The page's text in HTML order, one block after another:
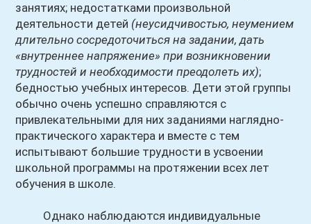
занятиях; недостатками произвольной
деятельности детей (неусидчивостью, неумением
длительно сосредоточиться на задании, дать
«внутреннее напряжение» при возникновении
трудностей и необходимости преодолеть их);
бедностью учебных интересов. Дети этой группы
обычно очень успешно справляются с
привлекательными для них заданиями наглядно-
практического характера и вместе с тем
испытывают большие трудности в усвоении
школьной программы на протяжении всех лет
обучения в школе.
Однако наблюдаются индивидуальные